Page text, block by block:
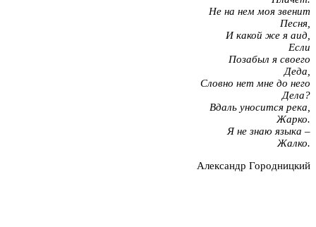
Не на нем моя звенит
Песня,
И какой же я аид,
Если
Позабыл я своего
Деда,
Словно нет мне до него
Дела?
Вдаль уносится река,
Жарко.
Я не знаю языка –
Жалко.
Александр Городницкий